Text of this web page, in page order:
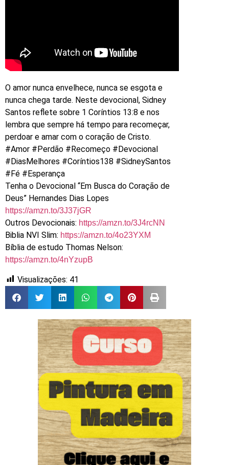
O amor nunca envelhece, nunca se esgota e
nunca chega tarde. Neste devocional, Sidney
Santos reflete sobre 1 Coríntios 13:8 e nos
lembra que sempre há tempo para recomeçar,
perdoar e amar com o coração de Cristo.
#Amor #Perdão #Recomeço #Devocional
#DiasMelhores #Coríntios138 #SidneySantos
#Fé #Esperança
Tenha o Devocional “Em Busca do Coração de
Deus” Hernandes Dias Lopes
https://amzn.to/3J37jGR
Outros Devocionais: https://amzn.to/3J4rcNN
Biblia NVI Slim: https://amzn.to/4o23YXM
Bíblia de estudo Thomas Nelson:
https://amzn.to/4nYzupB
Visualizações: 41